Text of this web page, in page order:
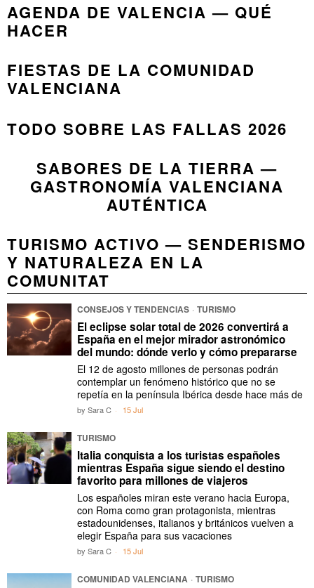
AGENDA DE VALENCIA — QUÉ
HACER
FIESTAS DE LA COMUNIDAD
VALENCIANA
TODO SOBRE LAS FALLAS 2026
SABORES DE LA TIERRA —
GASTRONOMÍA VALENCIANA
AUTÉNTICA
TURISMO ACTIVO — SENDERISMO
Y NATURALEZA EN LA
COMUNITAT
CONSEJOS Y TENDENCIAS · TURISMO
El eclipse solar total de 2026 convertirá a
España en el mejor mirador astronómico
del mundo: dónde verlo y cómo prepararse
El 12 de agosto millones de personas podrán
contemplar un fenómeno histórico que no se
repetía en la península Ibérica desde hace más de
by Sara C 15 Jul
TURISMO
Italia conquista a los turistas españoles
mientras España sigue siendo el destino
favorito para millones de viajeros
Los españoles miran este verano hacia Europa,
con Roma como gran protagonista, mientras
estadounidenses, italianos y británicos vuelven a
elegir España para sus vacaciones
by Sara C 15 Jul
COMUNIDAD VALENCIANA · TURISMO